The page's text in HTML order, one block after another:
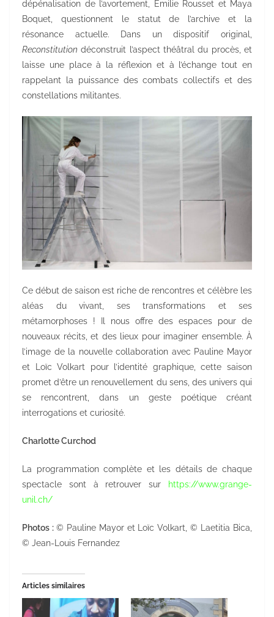
dépénalisation de l’avortement, Emilie Rousset et Maya
Boquet, questionnent le statut de l’archive et la
résonance actuelle. Dans un dispositif original,
Reconstitution déconstruit l’aspect théâtral du procès, et
laisse une place à la réflexion et à l’échange tout en
rappelant la puissance des combats collectifs et des
constellations militantes.
Ce début de saison est riche de rencontres et célèbre les
aléas du vivant, ses transformations et ses
métamorphoses ! Il nous offre des espaces pour de
nouveaux récits, et des lieux pour imaginer ensemble. À
l’image de la nouvelle collaboration avec Pauline Mayor
et Loïc Volkart pour l’identité graphique, cette saison
promet d’être un renouvellement du sens, des univers qui
se rencontrent, dans un geste poétique créant
interrogations et curiosité.
Charlotte Curchod
La programmation complète et les détails de chaque
spectacle sont à retrouver sur
https://www.grange-
unil.ch/
Photos : © Pauline Mayor et Loïc Volkart, © Laetitia Bica,
© Jean-Louis Fernandez
Articles similaires